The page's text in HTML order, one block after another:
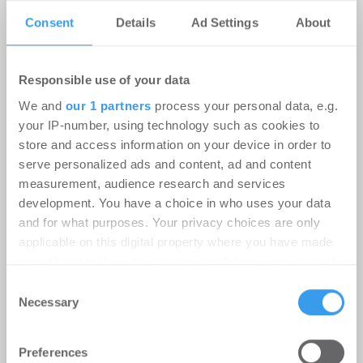
Consent Details Ad Settings About
Responsible use of your data
We and our 1 partners process your personal data, e.g.
your IP-number, using technology such as cookies to
store and access information on your device in order to
serve personalized ads and content, ad and content
measurement, audience research and services
development. You have a choice in who uses your data
and for what purposes. Your privacy choices are only
applicable on this digital property where you have made
the Privacy trigger icon.
Find out more about how your personal data is processed
and set your preferences in the
Selection
Necessary
Preferences
Flats Berlin – 20 neue Serviced